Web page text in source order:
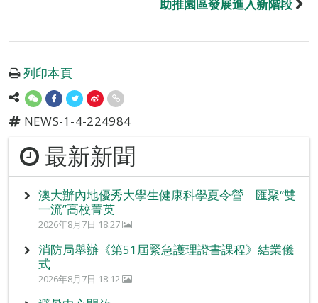
助推園區發展進入新階段
列印本頁
NEWS-1-4-224984
最新新聞
澳大辦內地優秀大學生健康科學夏令營 匯聚“雙
一流”高校菁英
2026年8月7日 18:27
消防局舉辦《第51屆緊急護理證書課程》結業儀
式
2026年8月7日 18:12